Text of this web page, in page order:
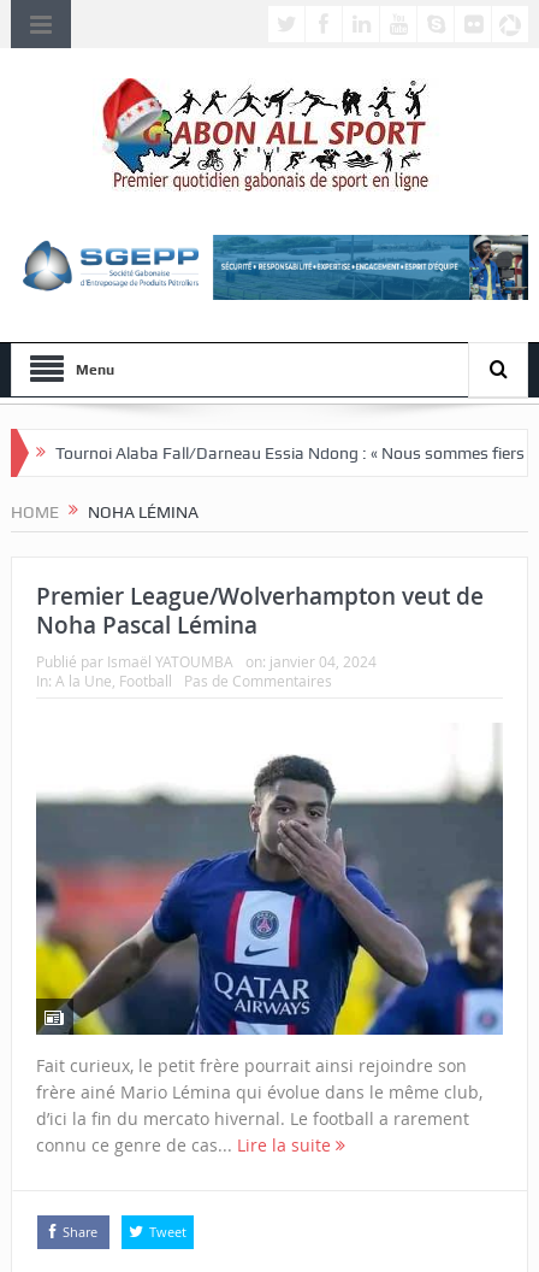
Menu
Darneau Essia Ndong : « Nous sommes fiers du parcours de nos
HOME NOHA LÉMINA
Premier League/Wolverhampton veut de
Noha Pascal Lémina
Publié par Ismaël YATOUMBA on: janvier 04, 2024
In: A la Une Football Pas de Commentaires
Fait curieux, le petit frère pourrait ainsi rejoindre son
frère ainé Mario Lémina qui évolue dans le même club,
d’ici la fin du mercato hivernal. Le football a rarement
connu ce genre de cas... Lire la suite
Share Tweet